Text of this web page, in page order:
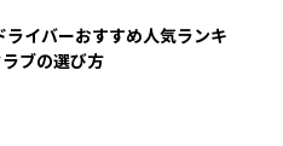
ライバーおすすめ人気ランキ
ブの選び方